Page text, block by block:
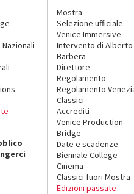
Mostra
Selezione ufficiale
Venice Immersive
Intervento di Alberto
Barbera
Direttore
Regolamento
Regolamento
Classici
Accrediti
Venice Production
Bridge
Date e scadenze
Biennale College
Cinema
Classici fuori Mostra
Edizioni passate